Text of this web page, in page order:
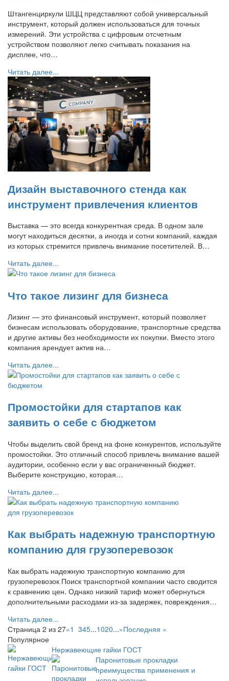
Штангенциркули ШЦЦ представляют собой универсальный
инструмент, который должен использоваться для точных
измерений. Эти устройства с цифровым отсчетным
устройством позволяют легко считывать показания на
дисплее, что…
Читать далее...
Дизайн выставочного стенда как
инструмент привлечения клиентов
Выставка — это всегда конкурентная среда. В одном зале
могут находиться десятки, а иногда и сотни компаний, каждая
из которых стремится привлечь внимание посетителей. В…
Читать далее...
Что такое лизинг для бизнеса
Лизинг — это финансовый инструмент, который позволяет
бизнесам использовать оборудование, транспортные средства
и другие активы без необходимости их покупки. Вместо этого
компания арендует актив на…
Читать далее...
Промостойки для стартапов как
заявить о себе с бюджетом
Чтобы выделить свой бренд на фоне конкурентов, используйте
промостойки. Это отличный способ привлечь внимание вашей
аудитории, особенно если у вас ограниченный бюджет.
Выберите конструкцию, которая…
Читать далее...
Как выбрать надежную транспортную
компанию для грузоперевозок
Как выбрать надежную транспортную компанию для
грузоперевозок Поиск транспортной компании часто сводится
к сравнению цен. Однако низкий тариф может обернуться
дополнительными расходами из-за задержек, повреждения…
Читать далее...
Страница 2 из 27«1 345...1020...»Последняя »
Популярное
Нержавеющие гайки ГОСТ
Паронитовые прокладки
преимущества применения и